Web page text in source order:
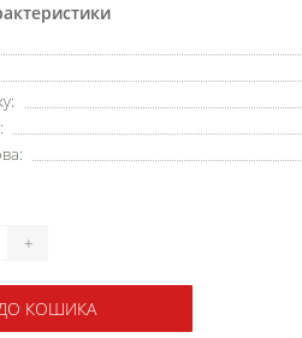
+
КОШИКА